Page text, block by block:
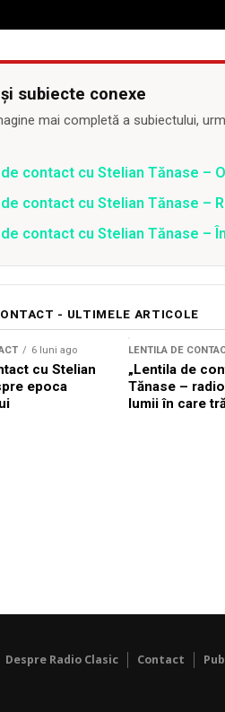
subiecte conexe
mai completă a subiectului,
contact cu Stelian Tănase –
contact cu Stelian Tănase –
contact cu Stelian Tănase –
- ULTIMELE ARTICOLE
6 luni ago
cu Stelian
epoca
LENTILA DE
„Lentila de
Tănase –
lumii în care
Despre Radio Clasic Contact